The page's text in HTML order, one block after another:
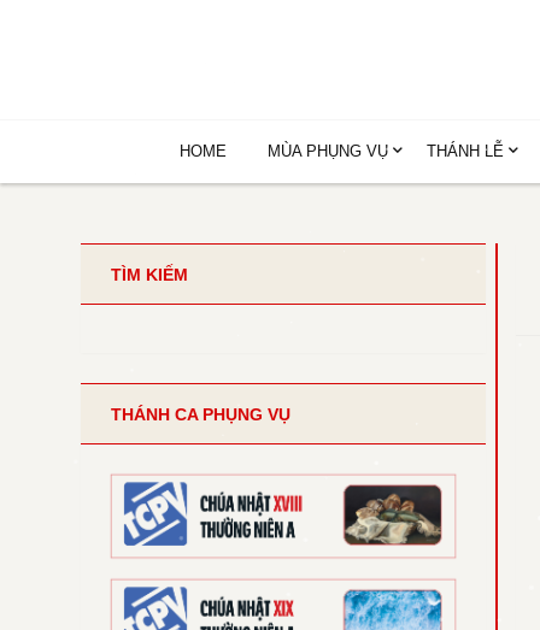
HOME MÙA PHỤNG VỤ THÁNH LỄ
TÌM KIẾM
THÁNH CA PHỤNG VỤ